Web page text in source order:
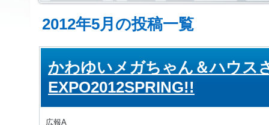
2012年5月の投稿一覧
かわゆいメガちゃん＆ハウ
EXPO2012SPRING!!
広報A